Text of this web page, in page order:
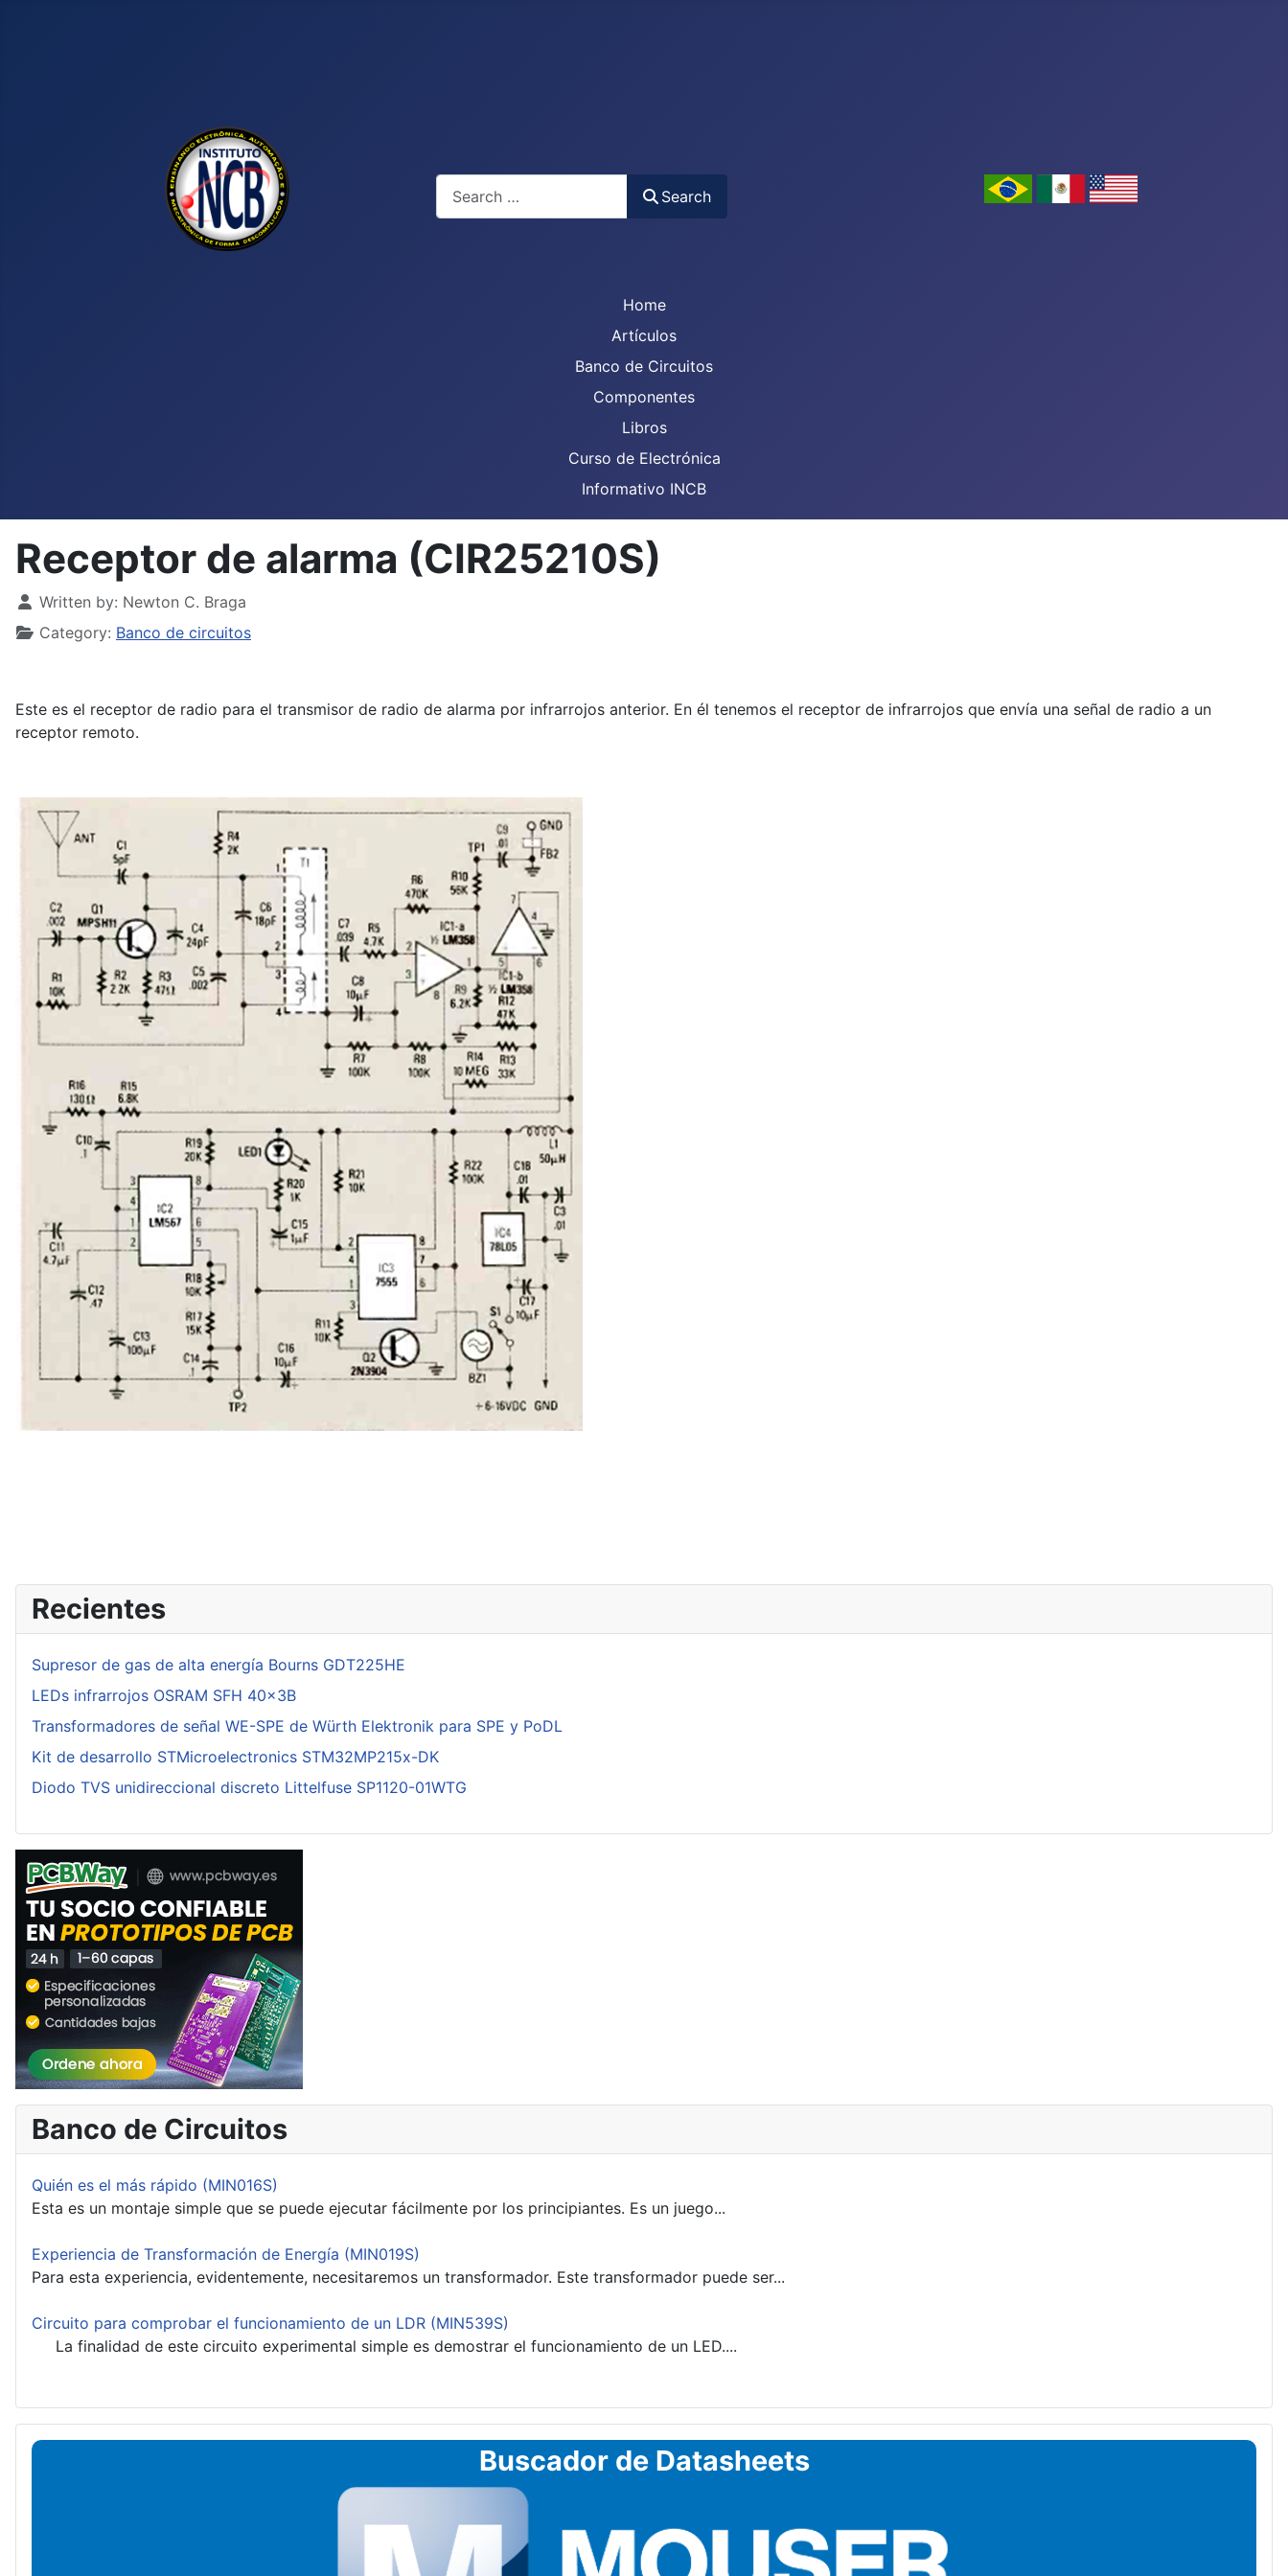
Search
Search
Home
Artículos
Banco de Circuitos
Componentes
Libros
Curso de Electrónica
Informativo INCB
Receptor de alarma (CIR25210S)
Details
Written by: Newton C. Braga
Category: Banco de circuitos
Este es el receptor de radio para el transmisor de radio de alarma por infrarrojos anterior. En él tenemos el receptor de infrarrojos que envía una señal de radio a un
receptor remoto.
Recientes
Supresor de gas de alta energía Bourns GDT225HE
LEDs infrarrojos OSRAM SFH 40x3B
Transformadores de señal WE-SPE de Würth Elektronik para SPE y PoDL
Kit de desarrollo STMicroelectronics STM32MP215x-DK
Diodo TVS unidireccional discreto Littelfuse SP1120-01WTG
Banco de Circuitos
Quién es el más rápido (MIN016S)
Esta es un montaje simple que se puede ejecutar fácilmente por los principiantes. Es un juego...
Experiencia de Transformación de Energía (MIN019S)
Para esta experiencia, evidentemente, necesitaremos un transformador. Este transformador puede ser...
Circuito para comprobar el funcionamiento de un LDR (MIN539S)
La finalidad de este circuito experimental simple es demostrar el funcionamiento de un LED....
Buscador de Datasheets